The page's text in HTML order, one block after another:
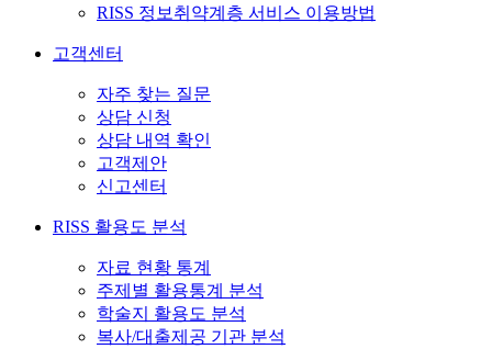
RISS 정보취약계층 서비스 이용방법
고객센터
자주 찾는 질문
상담 신청
상담 내역 확인
고객제안
신고센터
RISS 활용도 분석
자료 현황 통계
주제별 활용통계 분석
학술지 활용도 분석
복사/대출제공 기관 분석